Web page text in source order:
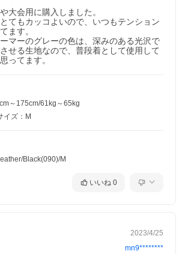
大会用に購入しました。
てもカッコよいので、いつもテンション
ます。
マーのグレーの色は、深みのある光沢で
せる生地なので、普段着として使用して
ってます。
～175cm/61kg～65kg
イズ：M
Black(090)/M
いいね 0
2023/4/25
mn9********